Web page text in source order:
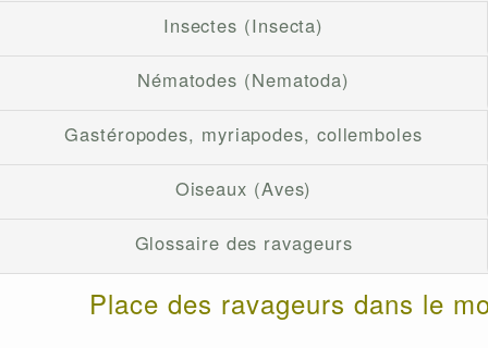
Insectes (Insecta)
Nématodes (Nematoda)
Gastéropodes, myriapodes, collemboles
Oiseaux (Aves)
Glossaire des ravageurs
Place des ravageurs dans le